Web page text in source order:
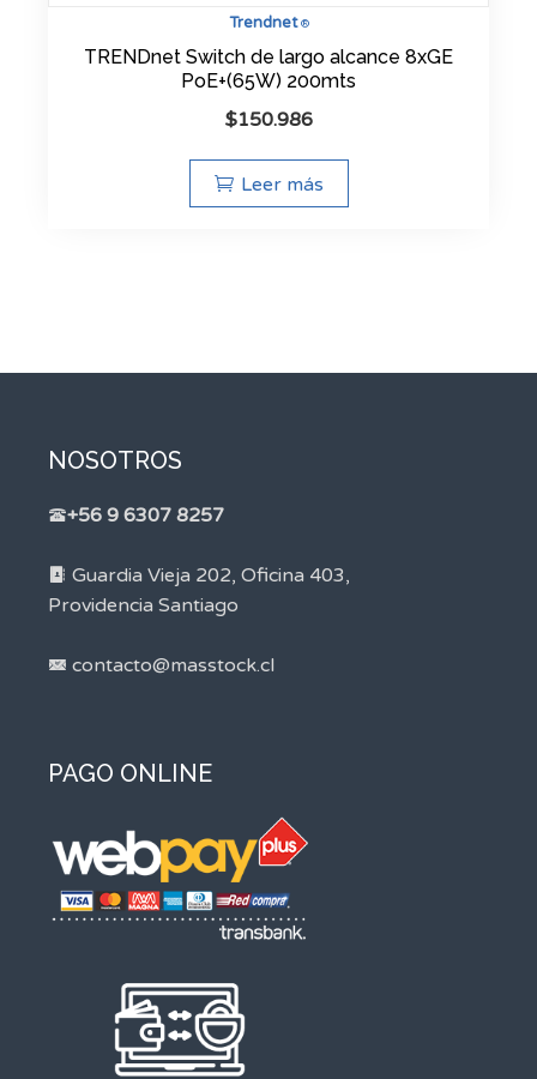
Trendnet®
TRENDnet Switch de largo alcance 8xGE
PoE+(65W) 200mts
$150.986
Leer más
NOSOTROS
+56 9 6307 8257
Guardia Vieja 202, Oficina 403,
Providencia Santiago
contacto@masstock.cl
PAGO ONLINE